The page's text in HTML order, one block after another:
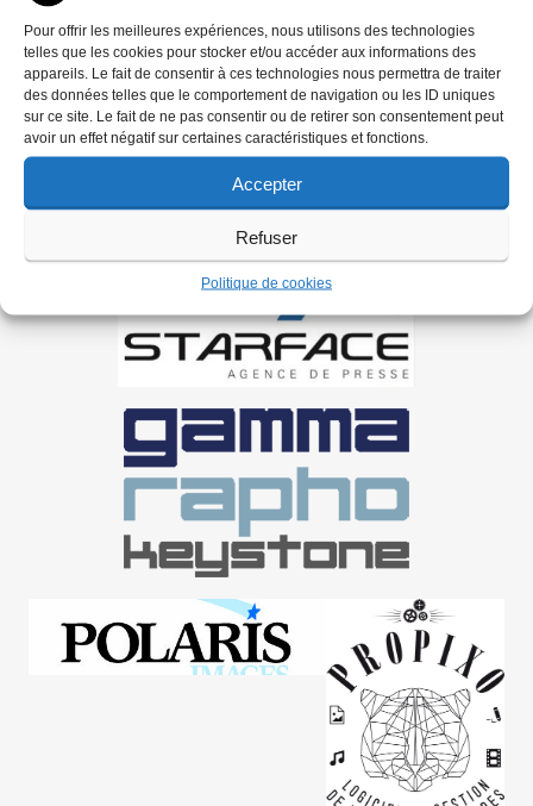
Pour offrir les meilleures expériences, nous utilisons des technologies
telles que les cookies pour stocker et/ou accéder aux informations des
appareils. Le fait de consentir à ces technologies nous permettra de traiter
des données telles que le comportement de navigation ou les ID uniques
sur ce site. Le fait de ne pas consentir ou de retirer son consentement peut
avoir un effet négatif sur certaines caractéristiques et fonctions.
Accepter
Refuser
Politique de cookies